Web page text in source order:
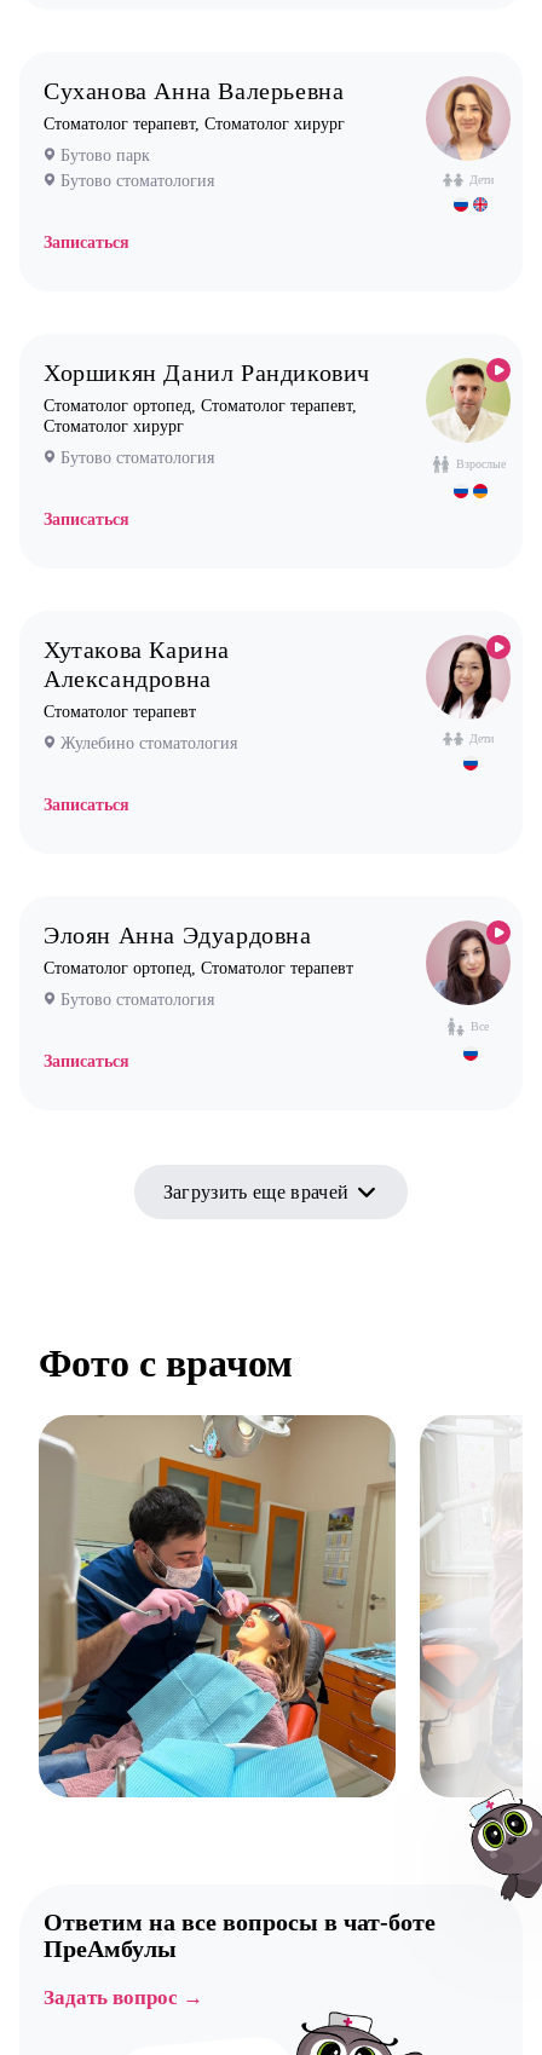
Дети
Суханова Анна Валерьевна
Стоматолог терапевт, Стоматолог хирург
Бутово парк
Бутово стоматология
Записаться
Взрослые
Хоршикян Данил Рандикович
Стоматолог ортопед, Стоматолог терапевт,
Стоматолог хирург
Бутово стоматология
Записаться
Дети
Хутакова Карина
Александровна
Стоматолог терапевт
Жулебино стоматология
Записаться
Все
Элоян Анна Эдуардовна
Стоматолог ортопед, Стоматолог терапевт
Бутово стоматология
Записаться
Загрузить еще врачей
Фото с врачом
Ответим на все вопросы в чат-боте
ПреАмбулы
Задать вопрос →